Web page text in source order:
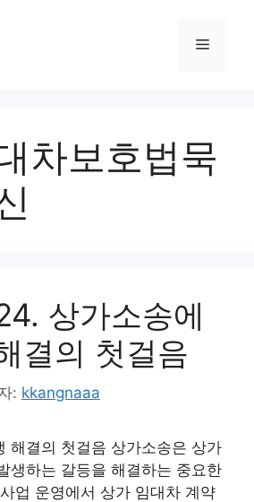
메
차보호법묵
상가소송에
결의 첫걸음
: kkangnaaa
해결의 첫걸음 상가소송은 상가
생하는 갈등을 해결하는 중요한
업 운영에서 상가 임대차 계약